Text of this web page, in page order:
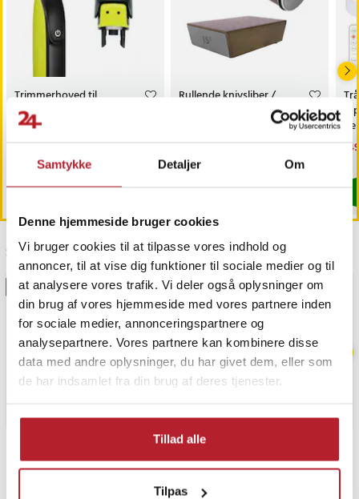
Samtykke Detaljer Om
Denne hjemmeside bruger cookies
Vi bruger cookies til at tilpasse vores indhold og
annoncer, til at vise dig funktioner til sociale medier og til
at analysere vores trafik. Vi deler også oplysninger om
din brug af vores hjemmeside med vores partnere inden
for sociale medier, annonceringspartnere og
analysepartnere. Vores partnere kan kombinere disse
data med andre oplysninger, du har givet dem, eller som
de har indsamlet fra din brug af deres tjenester.
Tillad alle
Tilpas
Trimmerhoved til
næsehår til Philips
OneBlade /
næsetrimmerhoved
Findes på lager, Leveres i løbet af 1-2 hverdage
Køb
Rullende knivsliber /
magnetisk slibestøtte /
diamantbryne 400/1000 /
Kommer 2026-08-14
Sidst besøgt
BESTSELLERE GAVEIDÉ
PRISGARANTI